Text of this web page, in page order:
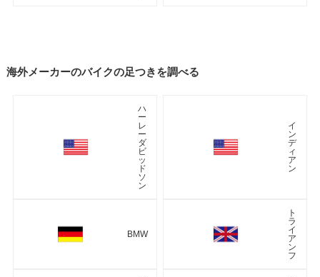
海外メーカーのバイクの足つきを調べる
ハ
ー
レ
ー
ダ
ビ
ッ
ド
ソ
ン
イ
ン
デ
ィ
ア
ン
BMW
ト
ラ
イ
ア
ン
フ